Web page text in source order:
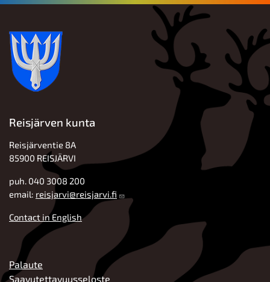
Reisjärven kunta
Reisjärventie 8A
85900 REISJÄRVI
puh. 040 3008 200
email: reisjarvi@reisjarvi.fi
Contact in English
ALATUNNISTE
Palaute
Saavutettavuusseloste